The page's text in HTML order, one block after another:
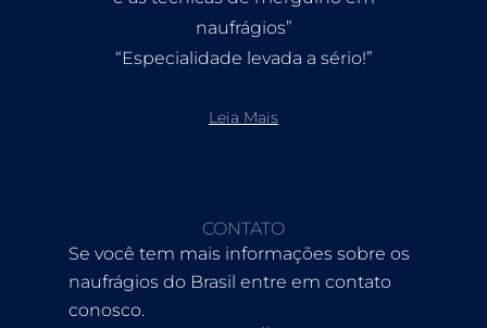
naufrágios”
“Especialidade levada a sério!”
Leia Mais
CONTATO
Se você tem mais informações sobre os
naufrágios do Brasil entre em contato
conosco.